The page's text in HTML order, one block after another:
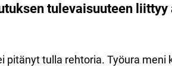
tulevaisuuteen liittyy
pitänyt tulla rehtoria. Työura meni